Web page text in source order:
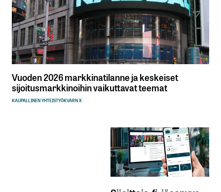
Vuoden 2026 markkinatilanne ja keskeiset
sijoitusmarkkinoihin vaikuttavat teemat
KAUPALLINEN YHTEISTYÖKVARN X